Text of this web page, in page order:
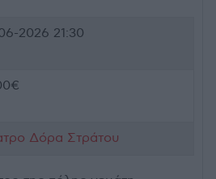
2026 21:30
Δόρα Στράτου